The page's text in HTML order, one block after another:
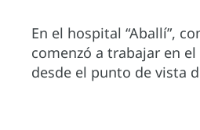
En el hospital “Aballí”,
comenzó a trabajar en
desde el punto de vista